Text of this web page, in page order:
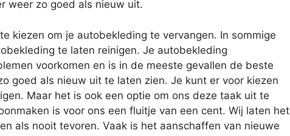
weer zo goed als nieuw uit.
kiezen om je autobekleding te vervangen. In sommige
te laten reinigen. Je autobekleding
voorkomen en is in de meeste gevallen de beste
goed als nieuw uit te laten zien. Je kunt er voor kiezen
Maar het is ook een optie om ons deze taak uit te
is voor ons een fluitje van een cent. Wij laten het
als nooit tevoren. Vaak is het aanschaffen van nieuwe